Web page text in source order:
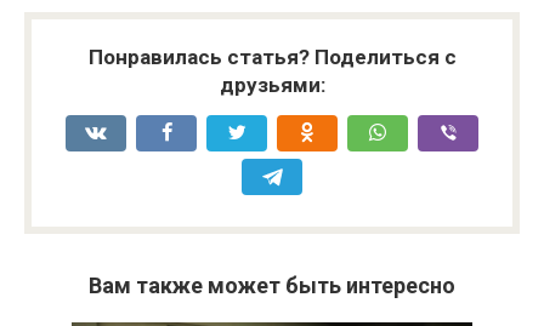
Понравилась статья? Поделиться с
друзьями:
Вам также может быть интересно